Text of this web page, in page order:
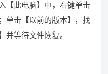
【此电脑】中，右键单击
单击【以前的版本】，找
并等待文件恢复。